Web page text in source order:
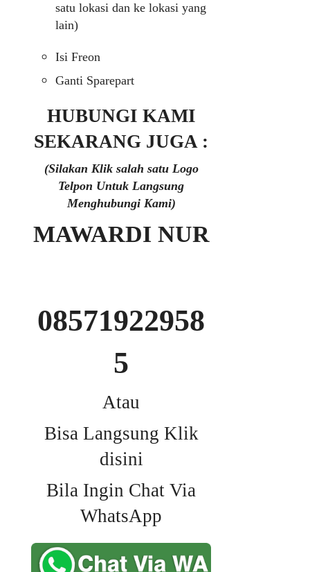
satu lokasi dan ke lokasi yang
lain)
Isi Freon
Ganti Sparepart
HUBUNGI KAMI
SEKARANG JUGA :
(Silakan Klik salah satu Logo
Telpon Untuk Langsung
Menghubungi Kami)
MAWARDI NUR
08571922958
5
Atau
Bisa Langsung Klik
disini
Bila Ingin Chat Via
WhatsApp